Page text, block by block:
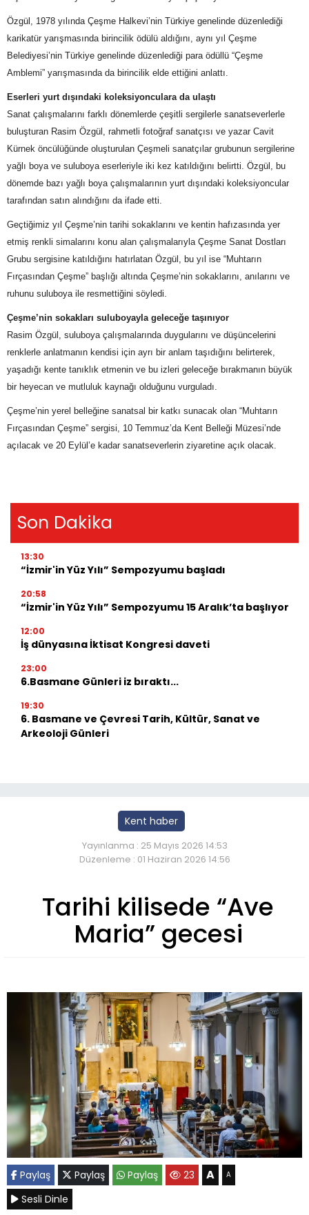
Özgül, 1978 yılında Çeşme Halkevi’nin Türkiye genelinde düzenlediği
karikatür yarışmasında birincilik ödülü aldığını, aynı yıl Çeşme
Belediyesi’nin Türkiye genelinde düzenlediği para ödüllü “Çeşme
Amblemi” yarışmasında da birincilik elde ettiğini anlattı.
Eserleri yurt dışındaki koleksiyonculara da ulaştı
Sanat çalışmalarını farklı dönemlerde çeşitli sergilerle sanatseverlerle
buluşturan Rasim Özgül, rahmetli fotoğraf sanatçısı ve yazar Cavit
Kürnek öncülüğünde oluşturulan Çeşmeli sanatçılar grubunun sergilerine
yağlı boya ve suluboya eserleriyle iki kez katıldığını belirtti. Özgül, bu
dönemde bazı yağlı boya çalışmalarının yurt dışındaki koleksiyoncular
tarafından satın alındığını da ifade etti.
Geçtiğimiz yıl Çeşme’nin tarihi sokaklarını ve kentin hafızasında yer
etmiş renkli simalarını konu alan çalışmalarıyla Çeşme Sanat Dostları
Grubu sergisine katıldığını hatırlatan Özgül, bu yıl ise “Muhtarın
Fırçasından Çeşme” başlığı altında Çeşme’nin sokaklarını, anılarını ve
ruhunu suluboya ile resmettiğini söyledi.
Çeşme’nin sokakları suluboyayla geleceğe taşınıyor
Rasim Özgül, suluboya çalışmalarında duygularını ve düşüncelerini
renklerle anlatmanın kendisi için ayrı bir anlam taşıdığını belirterek,
yaşadığı kente tanıklık etmenin ve bu izleri geleceğe bırakmanın büyük
bir heyecan ve mutluluk kaynağı olduğunu vurguladı.
Çeşme’nin yerel belleğine sanatsal bir katkı sunacak olan “Muhtarın
Fırçasından Çeşme” sergisi, 10 Temmuz’da Kent Belleği Müzesi’nde
açılacak ve 20 Eylül’e kadar sanatseverlerin ziyaretine açık olacak.
Son Dakika
13:30
“İzmir'in Yüz Yılı” Sempozyumu başladı
20:58
“İzmir'in Yüz Yılı” Sempozyumu 15 Aralık’ta başlıyor
12:00
İş dünyasına İktisat Kongresi daveti
23:00
6.Basmane Günleri iz bıraktı...
19:30
6. Basmane ve Çevresi Tarih, Kültür, Sanat ve
Arkeoloji Günleri
Kent haber
Yayınlanma : 25 Mayıs 2026 14:53
Düzenleme : 01 Haziran 2026 14:56
Tarihi kilisede “Ave
Maria” gecesi
Paylaş Paylaş Paylaş 23 A A
Sesli Dinle